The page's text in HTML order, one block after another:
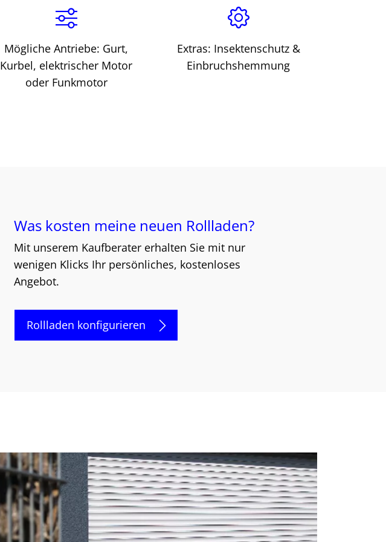
Mögliche Antriebe: Gurt,
Kurbel, elektrischer Motor
oder Funkmotor
Extras: Insektenschutz &
Einbruchshemmung
Was kosten meine neuen Rollladen?
Mit unserem Kaufberater erhalten Sie mit nur
wenigen Klicks Ihr persönliches, kostenloses
Angebot.
Rollladen konfigurieren